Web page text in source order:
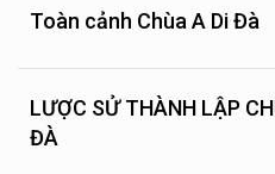
Toàn cảnh Chùa A Di Đà
LƯỢC SỬ THÀNH LẬP
ĐÀ